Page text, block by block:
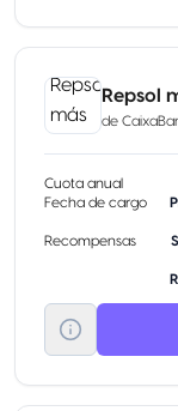
Repsol
de
Cuota anual
Fecha de cargo
Recompensas